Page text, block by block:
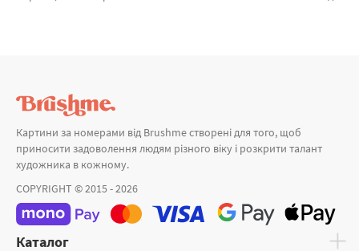
Картини за номерами від Brushme створені для того, щоб
приносити задоволення людям різного віку і розкрити талант
художника в кожному.
COPYRIGHT © 2015 - 2026
Каталог